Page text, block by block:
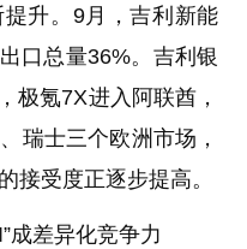
升。9月，吉利新能
口总量36%。吉利银
极氪7X进入阿联酋，
瑞士三个欧洲市场，
接受度正逐步提高。
”成差异化竞争力